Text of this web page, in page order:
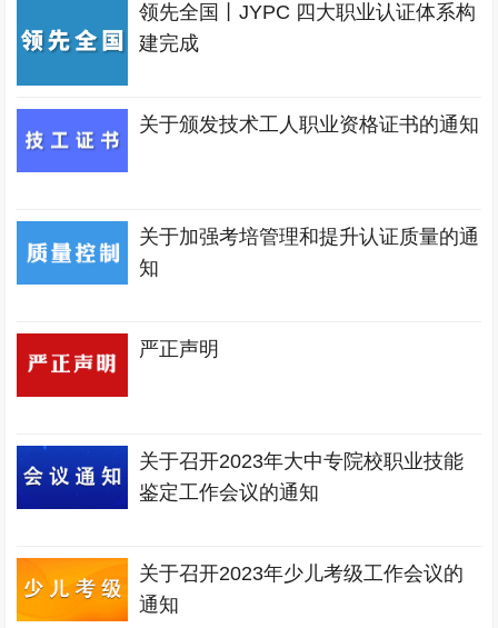
领先全国丨JYPC 四大职业认证体系构
建完成
关于颁发技术工人职业资格证书的通知
关于加强考培管理和提升认证质量的通
知
严正声明
关于召开2023年大中专院校职业技能
鉴定工作会议的通知
关于召开2023年少儿考级工作会议的
通知